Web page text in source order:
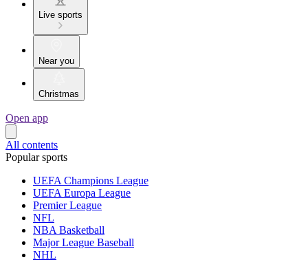
Live sports
Near you
Christmas
Open app
All contents
Popular sports
UEFA Champions League
UEFA Europa League
Premier League
NFL
NBA Basketball
Major League Baseball
NHL